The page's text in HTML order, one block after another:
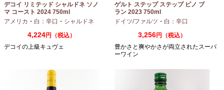
デコイ リミテッド シャルドネ ソノ
マ コースト 2024 750ml
アメリカ ・ 白：辛口 ・ シャルドネ
4,224円（税込）
デコイの上級キュヴェ
ゲルト ステップ ステップ ピノ ブ
ラン 2023 750ml
ドイツ/ファルツ ・ 白：辛口
3,256円（税込）
豊かさと爽やかさが両立されたスーパ
ーワイン